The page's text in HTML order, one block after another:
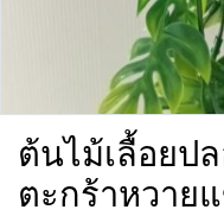
ต้นไม้เลื้อยป
ตะกร้าหวาย